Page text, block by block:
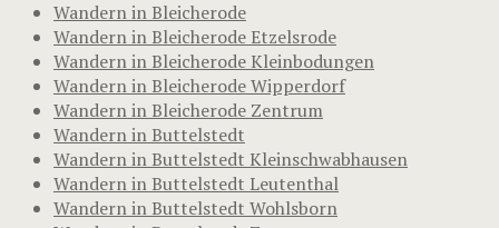
Wandern in Bleicherode
Wandern in Bleicherode Etzelsrode
Wandern in Bleicherode Kleinbodungen
Wandern in Bleicherode Wipperdorf
Wandern in Bleicherode Zentrum
Wandern in Buttelstedt
Wandern in Buttelstedt Kleinschwabhausen
Wandern in Buttelstedt Leutenthal
Wandern in Buttelstedt Wohlsborn